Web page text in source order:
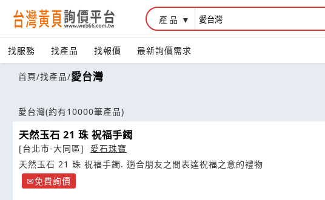
產品
找服務 找產品 找報價 最新詢價需求
首頁/找產品/愛台灣
愛台灣(約有10000筆產品)
天然玉石 21 珠 祝福手鐲
[台北市-大同區]
愛石珠寶
天然玉石 21 珠 祝福手鐲. 適合朋友之間表達祝福之意的禮物
免費詢價